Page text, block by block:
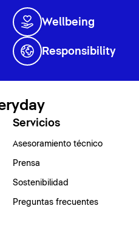
Wellbeing
Responsibility
Servicios
Asesoramiento técnico
Prensa
Sostenibilidad
Preguntas frecuentes